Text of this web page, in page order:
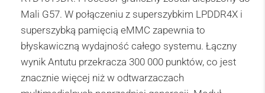
Mali G57. W połączeniu z superszybkim LPDDR4X i
superszybką pamięcią eMMC zapewnia to
błyskawiczną wydajność całego systemu. Łączny
wynik Antutu przekracza 300 000 punktów, co jest
znacznie więcej niż w odtwarzaczach